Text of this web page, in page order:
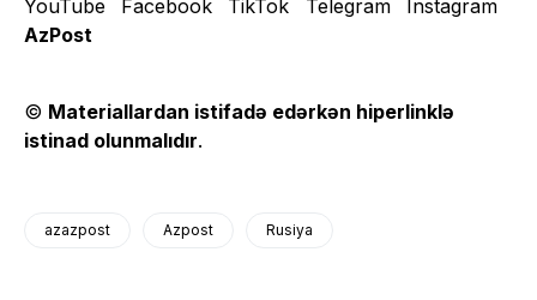
AzPost
© Materiallardan istifadə edərkən hiperlinklə
istinad olunmalıdır.
azazpost Azpost Rusiya